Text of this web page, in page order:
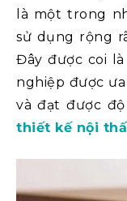
là một trong
sử dụng rộng
Đây được coi
nghiệp được
và đạt được
thiết kế nội